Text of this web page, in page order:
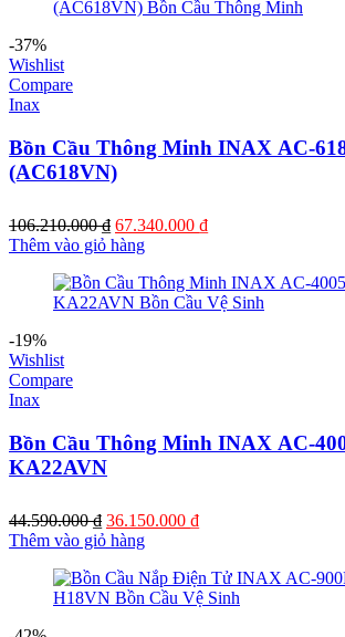
11.780.000 ₫.
-37%
Wishlist
Compare
Inax
Bồn Cầu Thông Minh INAX AC-
(AC618VN)
106.210.000₫ Giá
gốc
106.210.000 ₫.
67.340.000 ₫Giá
là:
67.340.000 ₫.
Thêm vào giỏ hàng
-19%
Wishlist
Compare
Inax
Bồn Cầu Thông Minh INAX AC-
KA22AVN
44.590.000₫ Giá
gốc
44.590.000 ₫.
36.150.000 ₫Giá
là:
36.150.000 ₫.
Thêm vào giỏ hàng